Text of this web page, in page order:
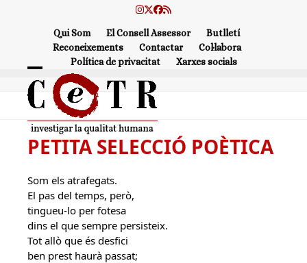
Instagram
Twitter
Facebook
RSS
Qui Som El Consell Assessor
Butlletí
Reconeixements
Contactar
Col·labora
Política de privacitat
Xarxes socials
Open
mobile
menu
Close
mobile
menu
PETITA SELECCIÓ POÈTICA
Som els atrafegats.
El pas del temps, però,
tingueu-lo per fotesa
dins el que sempre persisteix.
Tot allò que és desfici
ben prest haurà passat;